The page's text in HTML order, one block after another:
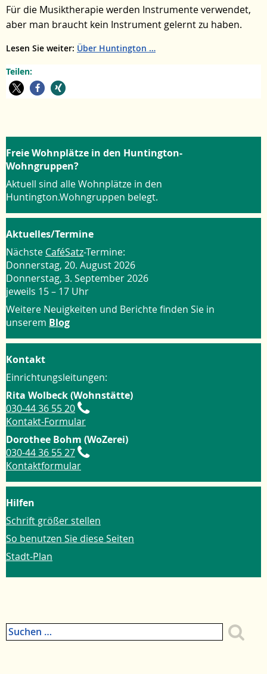
Für die Musiktherapie werden Instrumente verwendet,
aber man braucht kein Instrument gelernt zu haben.
Lesen Sie weiter: Über Huntington
Teilen:
Freie Wohnplätze in den Huntington-
Wohngruppen?
Aktuell sind alle Wohnplätze in den
Huntington.Wohngruppen belegt.
Aktuelles/Termine
Nächste CaféSatz-Termine:
Donnerstag, 20. August 2026
Donnerstag, 3. September 2026
jeweils 15 – 17 Uhr
Weitere Neuigkeiten und Berichte finden Sie in
unserem Blog
Kontakt
Einrichtungsleitungen:
Rita Wolbeck (Wohnstätte)
030-44 36 55 20
Kontakt-Formular
Dorothee Bohm (WoZerei)
030-44 36 55 27
Kontaktformular
Hilfen
Schrift größer stellen
So benutzen Sie diese Seiten
Stadt-Plan
Suchen
nach: